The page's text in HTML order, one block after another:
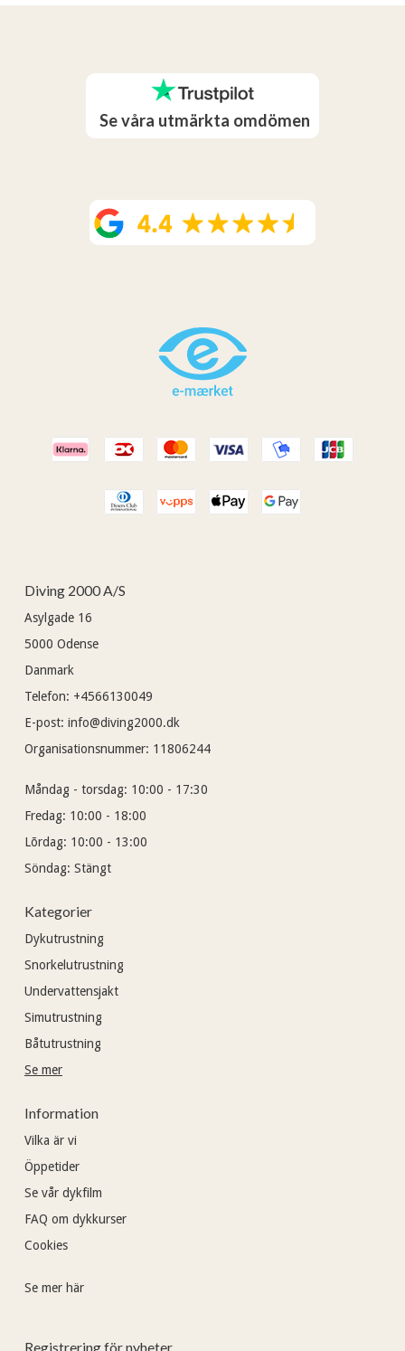
Se våra utmärkta omdömen
Diving 2000 A/S
Asylgade 16
5000 Odense
Danmark
Telefon: +4566130049
E-post: info@diving2000.dk
Organisationsnummer: 11806244
Måndag - torsdag: 10:00 - 17:30
Fredag: 10:00 - 18:00
Lõrdag: 10:00 - 13:00
Söndag: Stängt
Kategorier
Dykutrustning
Snorkelutrustning
Undervattensjakt
Simutrustning
Båtutrustning
Se mer
Information
Vilka är vi
Öppetider
Se vår dykfilm
FAQ om dykkurser
Cookies
Se mer här
Registrering för nyheter